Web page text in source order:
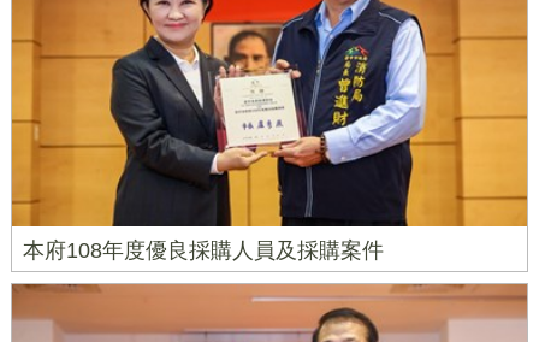
本府108年度優良採購人員及採購案件